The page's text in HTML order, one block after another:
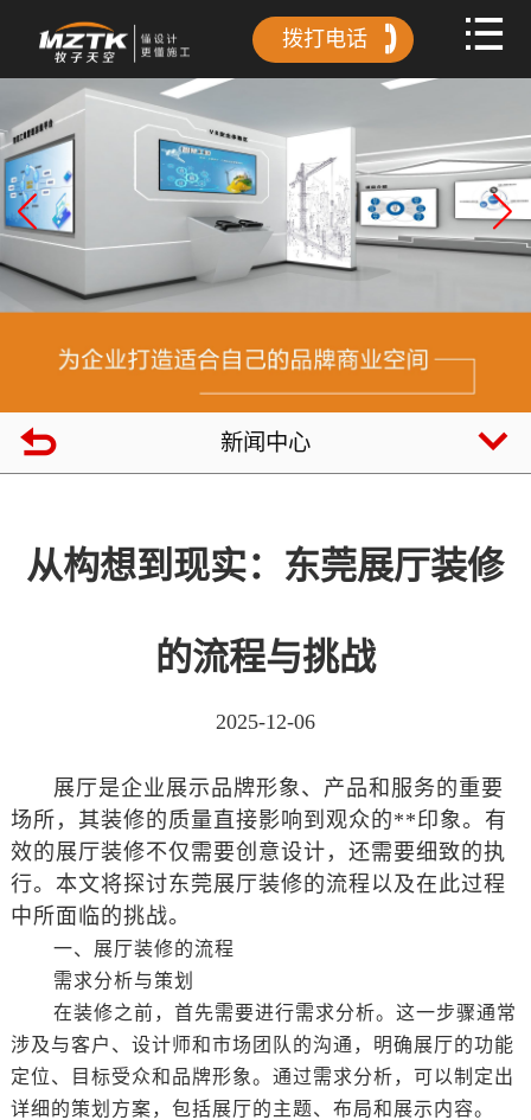
拨打电话
新闻中心
从构想到现实：东莞展厅装修
的流程与挑战
2025-12-06
展厅是企业展示品牌形象、产品和服务的重要
场所，其装修的质量直接影响到观众的**印象。有
效的展厅装修不仅需要创意设计，还需要细致的执
行。本文将探讨东莞展厅装修的流程以及在此过程
中所面临的挑战。
一、展厅装修的流程
需求分析与策划
在装修之前，首先需要进行需求分析。这一步骤通常
涉及与客户、设计师和市场团队的沟通，明确展厅的功能
定位、目标受众和品牌形象。通过需求分析，可以制定出
详细的策划方案，包括展厅的主题、布局和展示内容。